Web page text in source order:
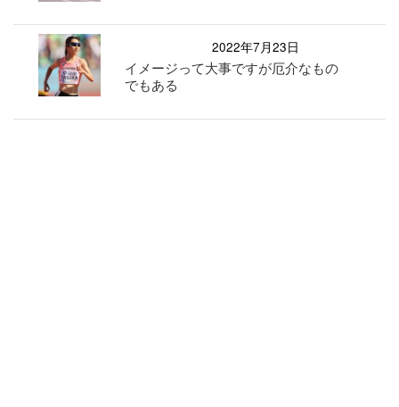
2022年7月23日
イメージって大事ですが厄介なもの
でもある